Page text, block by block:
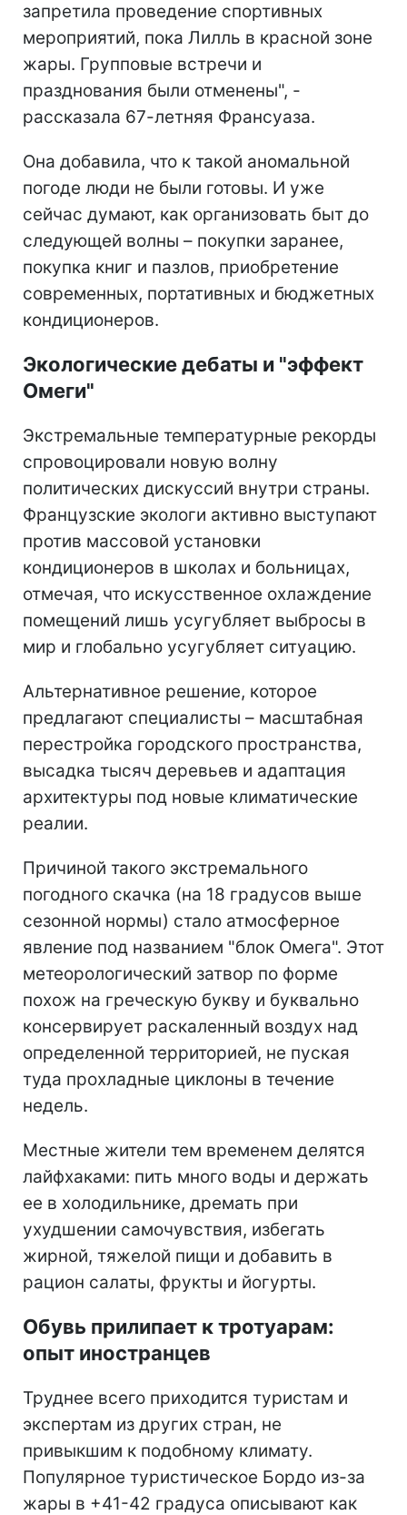
запретила проведение спортивных
мероприятий, пока Лилль в красной зоне
жары. Групповые встречи и
празднования были отменены", -
рассказала 67-летняя Франсуаза.
Она добавила, что к такой аномальной
погоде люди не были готовы. И уже
сейчас думают, как организовать быт до
следующей волны – покупки заранее,
покупка книг и пазлов, приобретение
современных, портативных и бюджетных
кондиционеров.
Экологические дебаты и "эффект
Омеги"
Экстремальные температурные рекорды
спровоцировали новую волну
политических дискуссий внутри страны.
Французские экологи активно выступают
против массовой установки
кондиционеров в школах и больницах,
отмечая, что искусственное охлаждение
помещений лишь усугубляет выбросы в
мир и глобально усугубляет ситуацию.
Альтернативное решение, которое
предлагают специалисты – масштабная
перестройка городского пространства,
высадка тысяч деревьев и адаптация
архитектуры под новые климатические
реалии.
Причиной такого экстремального
погодного скачка (на 18 градусов выше
сезонной нормы) стало атмосферное
явление под названием "блок Омега". Этот
метеорологический затвор по форме
похож на греческую букву и буквально
консервирует раскаленный воздух над
определенной территорией, не пуская
туда прохладные циклоны в течение
недель.
Местные жители тем временем делятся
лайфхаками: пить много воды и держать
ее в холодильнике, дремать при
ухудшении самочувствия, избегать
жирной, тяжелой пищи и добавить в
рацион салаты, фрукты и йогурты.
Обувь прилипает к тротуарам:
опыт иностранцев
Труднее всего приходится туристам и
экспертам из других стран, не
привыкшим к подобному климату.
Популярное туристическое Бордо из-за
жары в +41-42 градуса описывают как